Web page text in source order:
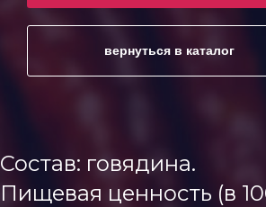
вернуться в каталог
Состав: говядина.
Пищевая ценность (в